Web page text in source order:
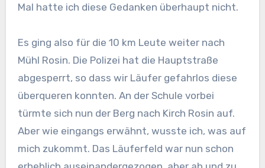
Mal hatte ich diese Gedanken überhaupt nicht.
Es ging also für die 10 km Leute weiter nach
Mühl Rosin. Die Polizei hat die Hauptstraße
abgesperrt, so dass wir Läufer gefahrlos diese
überqueren konnten. An der Schule vorbei
türmte sich nun der Berg nach Kirch Rosin auf.
Aber wie eingangs erwähnt, wusste ich, was auf
mich zukommt. Das Läuferfeld war nun schon